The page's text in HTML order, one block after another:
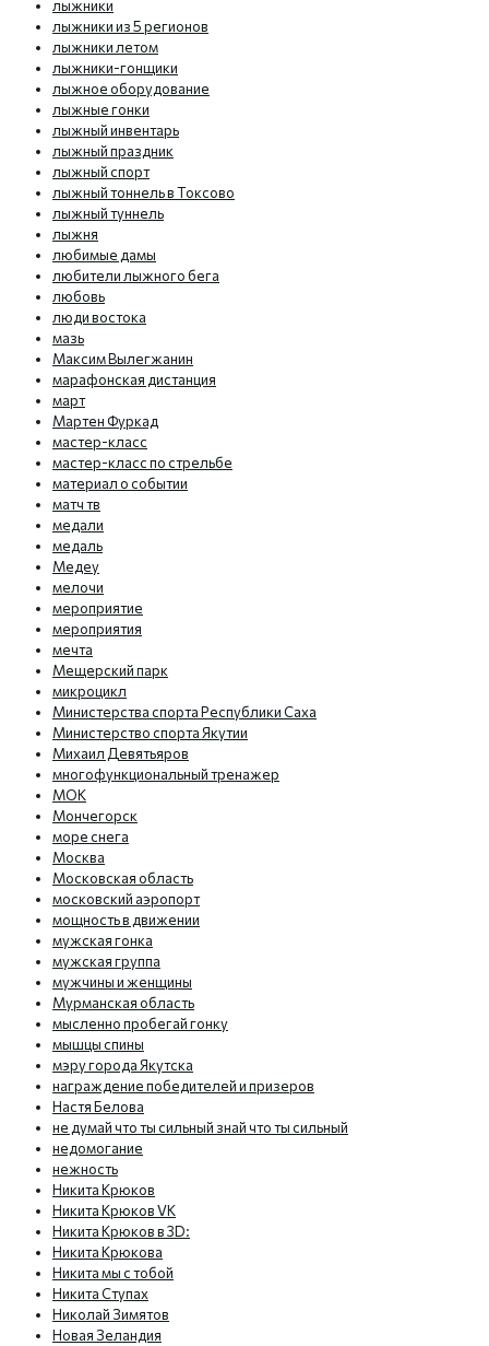
лыжники
лыжники из 5 регионов
лыжники летом
лыжники-гонщики
лыжное оборудование
лыжные гонки
лыжный инвентарь
лыжный праздник
лыжный спорт
лыжный тоннель в Токсово
лыжный туннель
лыжня
любимые дамы
любители лыжного бега
любовь
люди востока
мазь
Максим Вылегжанин
марафонская дистанция
март
Мартен Фуркад
мастер-класс
мастер-класс по стрельбе
материал о событии
матч тв
медали
медаль
Медеу
мелочи
мероприятие
мероприятия
мечта
Мещерский парк
микроцикл
Министерства спорта Республики Саха
Министерство спорта Якутии
Михаил Девятьяров
многофункциональный тренажер
МОК
Мончегорск
море снега
Москва
Московская область
московский аэропорт
мощность в движении
мужская гонка
мужская группа
мужчины и женщины
Мурманская область
мысленно пробегай гонку
мышцы спины
мэру города Якутска
награждение победителей и призеров
Настя Белова
не думай что ты сильный знай что ты сильный
недомогание
нежность
Никита Крюков
Никита Крюков VK
Никита Крюков в 3D:
Никита Крюкова
Никита мы с тобой
Никита Ступах
Николай Зимятов
Новая Зеландия